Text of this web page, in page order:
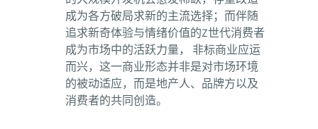
成为各方破局求新的主流选择；而伴随
追求新奇体验与情绪价值的Z世代消费者
成为市场中的活跃力量， 非标商业应运
而兴，这一商业形态并非是对市场环境
的被动适应，而是地产人、品牌方以及
消费者的共同创造。